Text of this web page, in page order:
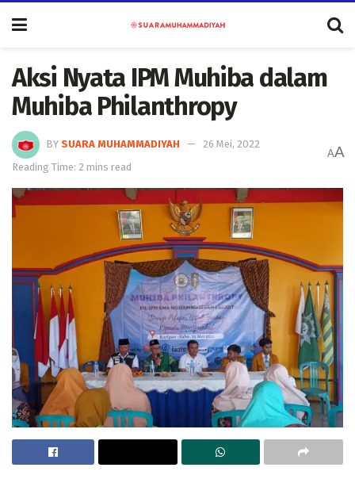
Aksi Nyata IPM Muhiba dalam
Muhiba Philanthropy
BY SUARA MUHAMMADIYAH
26 Mei, 2022
Reading Time: 2 mins read
AA